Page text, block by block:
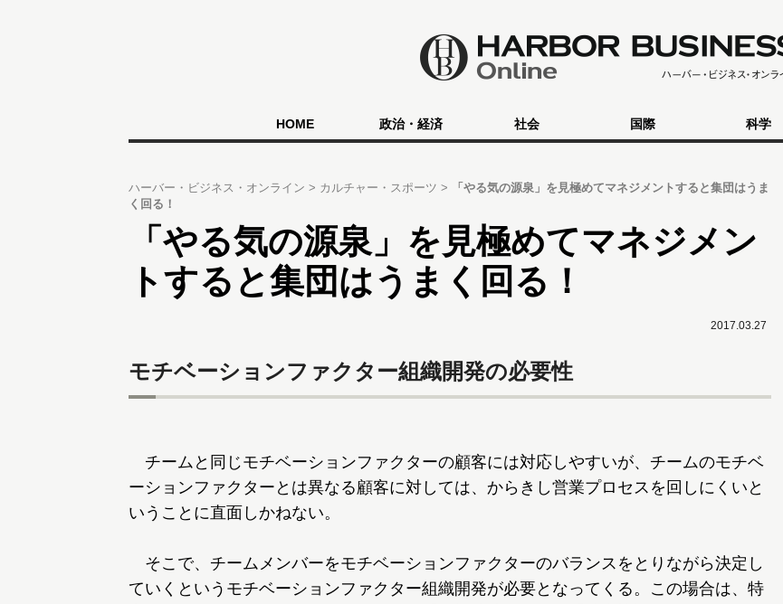
HOME 政治・経済 社会 国際 科学
ハーバー・ビジネス・オンライン カルチャー・スポーツ
「やる気の源泉」を見極めてマネジメントすると集団はうま
く回る！
「やる気の源泉」を見極めてマネジメン
トすると集団はうまく回る！
2017.03.27
モチベーションファクター組織開発の必要性
チームと同じモチベーションファクターの顧客には対応しやすいが、チームのモチベ
ーションファクターとは異なる顧客に対しては、からきし営業プロセスを回しにくいと
いうことに直面しかねない。
そこで、チームメンバーをモチベーションファクターのバランスをとりながら決定し
ていくというモチベーションファクター組織開発が必要となってくる。この場合は、特